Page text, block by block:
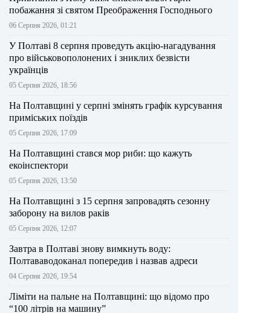
побажання зі святом Преображення Господнього
06 Серпня 2026, 01:21
У Полтаві 8 серпня проведуть акцію-нагадування
про військовополонених і зниклих безвісти
українців
05 Серпня 2026, 18:56
На Полтавщині у серпні змінять графік курсування
приміських поїздів
05 Серпня 2026, 17:09
На Полтавщині стався мор риби: що кажуть
екоінспектори
05 Серпня 2026, 13:50
На Полтавщині з 15 серпня запровадять сезонну
заборону на вилов раків
05 Серпня 2026, 12:07
Завтра в Полтаві знову вимкнуть воду:
Полтававодоканал попередив і назвав адреси
04 Серпня 2026, 19:54
Ліміти на пальне на Полтавщині: що відомо про
“100 літрів на машину”